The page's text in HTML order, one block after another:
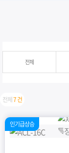
전체
전체7 건
인기급상승